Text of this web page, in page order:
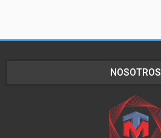
NOSOTROS